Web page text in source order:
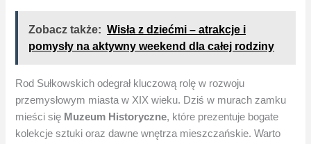
Zobacz także: Wisła z dziećmi – atrakcje i
pomysły na aktywny weekend dla całej rodziny
Rod Sułkowskich odegrał kluczową rolę w rozwoju
przemysłowym miasta w XIX wieku. Dziś w murach zamku
mieści się Muzeum Historyczne, które prezentuje bogate
kolekcje sztuki oraz dawne wnętrza mieszczańskie. Warto